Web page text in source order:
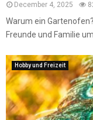
December 4, 2025
Warum ein
Freunde und Familie
Hobby und Freizeit